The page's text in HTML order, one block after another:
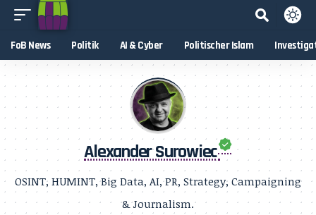
FoB News Politik AI & Cyber Politischer Islam
Alexander Surowiec
OSINT, HUMINT, Big Data, AI, PR, Strategy, Campaigning
& Journalism.